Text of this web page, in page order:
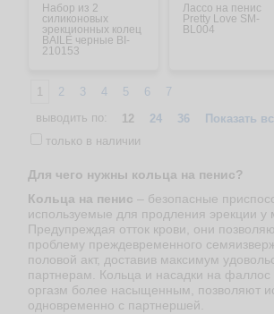
Набор из 2
силиконовых
эрекционных колец
BAILE черные BI-
210153
Лассо на пенис
Pretty Love SM-
BL004
1 2 3 4 5 6
7
выводить по:
12 24 36
Показать
только в наличии
Для чего нужны кольца на пенис?
Кольца на пенис – безопасные
используемые для продления эрекции у
Предупреждая отток крови, они
проблему преждевременного
половой акт, доставив максимум
партнерам. Кольца и насадки на
оргазм более насыщенным, позволяют
одновременно с партнершей.